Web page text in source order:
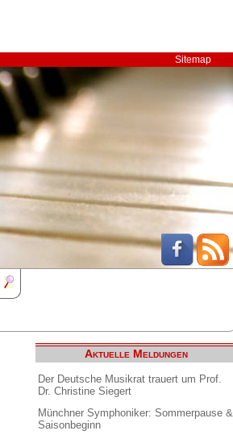
Sitemap
Aktuelle Meldungen
Der Deutsche Musikrat trauert um Prof.
Dr. Christine Siegert
Münchner Symphoniker: Sommerpause &
Saisonbeginn